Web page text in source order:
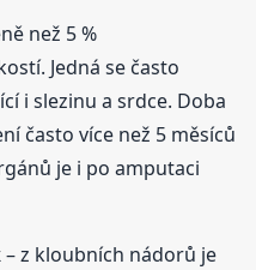
než 5 %
Jedná se často
i slezinu a srdce. Doba
často více než 5 měsíců
je i po amputaci
– z kloubních nádorů je